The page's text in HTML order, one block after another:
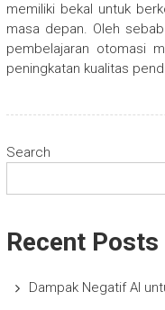
memiliki bekal untuk
masa depan. Oleh
pembelajaran otomasi
peningkatan kualitas
Search
Recent Posts
Dampak Negatif AI